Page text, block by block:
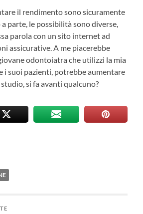
il rendimento sono sicuramente
parte, le possibilità sono diverse,
parola con un sito internet ad
assicurative. A me piacerebbe
odontoiatra che utilizzi la mia
i suoi pazienti, potrebbe aumentare
si fa avanti qualcuno?